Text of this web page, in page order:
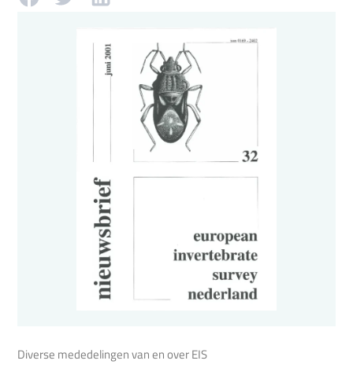
Diverse mededelingen van en over EIS